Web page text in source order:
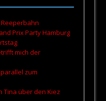
Prix Party Hamburg
mich der
zum
Tina über den Kiez